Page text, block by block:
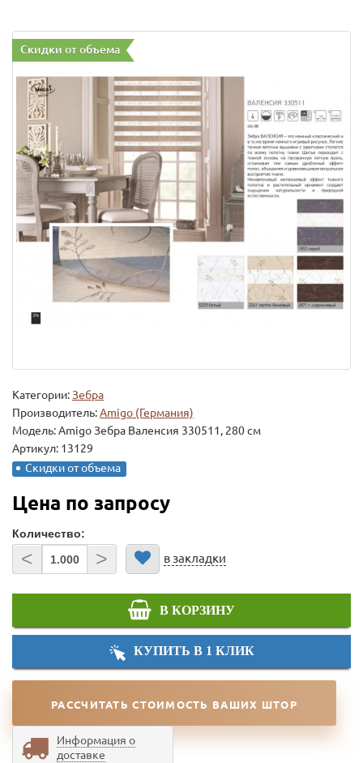
Скидки от объема
Категории:Зебра
Производитель:Amigo (Германия)
Модель:Amigo Зебра Валенсия 330511, 280 см
Артикул: 13129
Скидки от объема
Цена по запросу
Количество:
< > в закладки
В КОРЗИНУ
КУПИТЬ В 1 КЛИК
РАССЧИТАТЬ СТОИМОСТЬ ВАШИХ ШТОР
Информация о
доставке